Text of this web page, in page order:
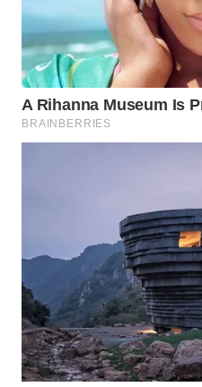
WN
MAJALENGKA
WN
SUBANG
PURWAKARTA
WN
PRIANGAN
TIMUR
WN